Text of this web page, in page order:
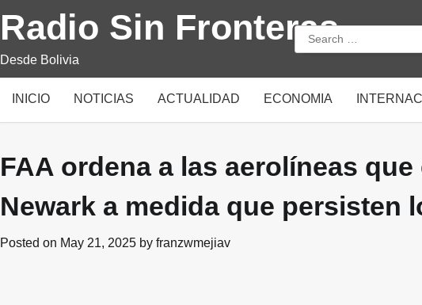
to
Radio Sin Fronteras
Desde Bolivia
Search
for:
INICIO NOTICIAS ACTUALIDAD ECONOMIA
FAA ordena a las aerolíneas
Newark a medida que persisten
Posted on May 21, 2025 by franzwmejiav